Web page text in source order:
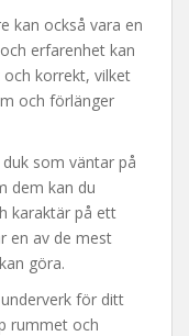
kan också vara en
erfarenhet kan
korrekt, vilket
och förlänger
som väntar på
dem kan du
karaktär på ett
en av de mest
göra.
för ditt
rummet och